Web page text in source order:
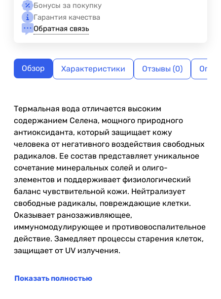
Бонусы за покупку
Гарантия качества
Обратная связь
Обзор Характеристики Отзывы (0)
Термальная вода отличается высоким
содержанием Селена, мощного природного
антиоксиданта, который защищает кожу
человека от негативного воздействия свободных
радикалов. Ее состав представляет уникальное
сочетание минеральных солей и олиго-
элементов и поддерживает физиологический
баланс чувствительной кожи. Нейтрализует
свободные радикалы, повреждающие клетки.
Оказывает ранозаживляющее,
иммуномодулирующее и противовоспалительное
действие. Замедляет процессы старения клеток,
защищает от UV излучения.
Показать полностью